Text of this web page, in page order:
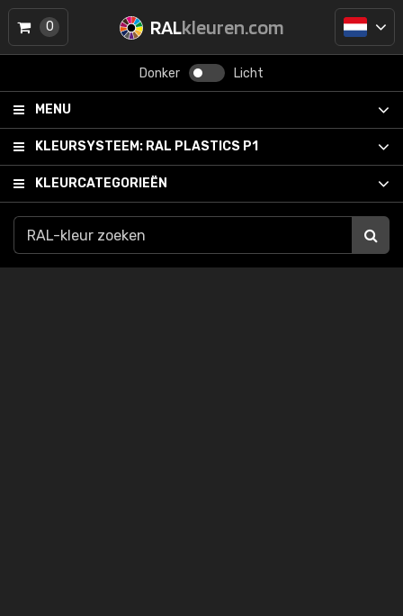
RALkleuren.com
Donker Licht
MENU
KLEURSYSTEEM: RAL PLASTICS P1
KLEURCATEGORIEËN
0